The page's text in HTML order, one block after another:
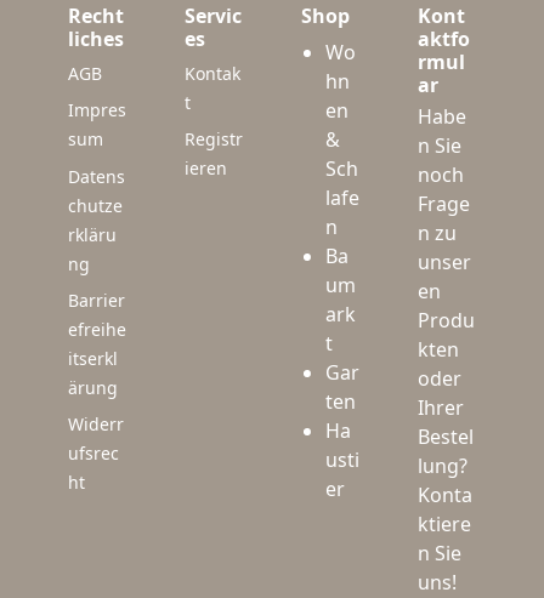
Recht
liches
AGB
Impres
sum
Datens
chutze
rkläru
ng
Barrier
efreihe
itserkl
ärung
Widerr
ufsrec
ht
Servic
es
Kontak
t
Registr
ieren
Shop
Wo
hn
en
&
Sch
lafe
n
Ba
um
ark
t
Gar
ten
Ha
usti
er
Kont
aktfo
rmul
ar
Habe
n Sie
noch
Frage
n zu
unser
en
Produ
kten
oder
Ihrer
Bestel
lung?
Konta
ktiere
n Sie
uns!